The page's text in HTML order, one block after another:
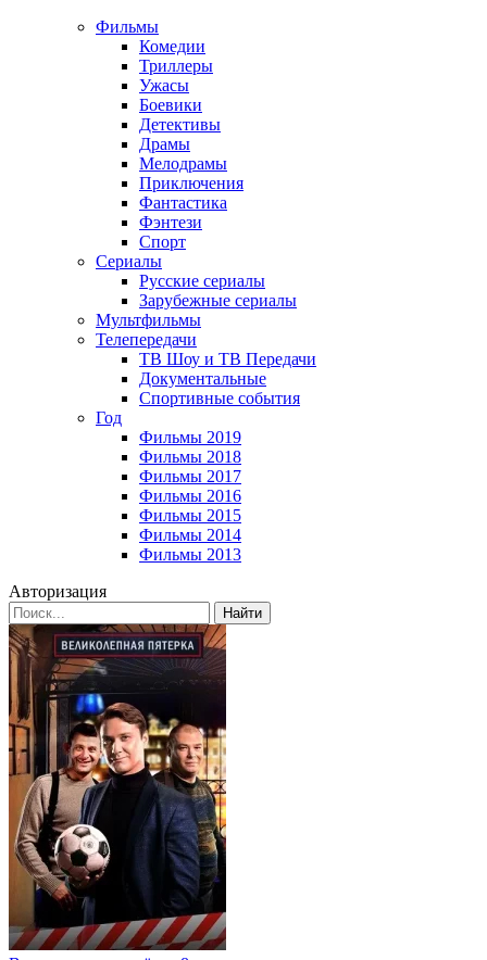
Фильмы
Комедии
Триллеры
Ужасы
Боевики
Детективы
Драмы
Мелодрамы
Приключения
Фантастика
Фэнтези
Спорт
Сериалы
Русские сериалы
Зарубежные сериалы
Мультфильмы
Телепередачи
ТВ Шоу и ТВ Передачи
Документальные
Спортивные события
Год
Фильмы 2019
Фильмы 2018
Фильмы 2017
Фильмы 2016
Фильмы 2015
Фильмы 2014
Фильмы 2013
Авторизация
Найти